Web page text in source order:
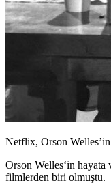
Netflix, Orson
Orson Welles‘in hayata
filmlerden biri olmuştu.